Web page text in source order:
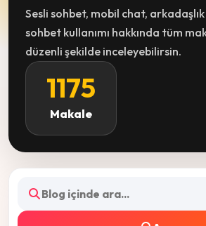
Sesli sohbet, mobil chat,
sohbet kullanımı hakkında tüm
düzenli şekilde inceleyebilirsin.
1175
Makale